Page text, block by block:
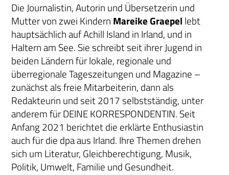
Die Journalistin, Autorin und Übersetzerin und
Mutter von zwei Kindern Mareike Graepel lebt
hauptsächlich auf Achill Island in Irland, und in
Haltern am See. Sie schreibt seit ihrer Jugend in
beiden Ländern für lokale, regionale und
überregionale Tageszeitungen und Magazine –
zunächst als freie Mitarbeiterin, dann als
Redakteurin und seit 2017 selbstständig, unter
anderem für DEINE KORRESPONDENTIN. Seit
Anfang 2021 berichtet die erklärte Enthusiastin
auch für die dpa aus Irland. Ihre Themen drehen
sich um Literatur, Gleichberechtigung, Musik,
Politik, Umwelt, Familie und Gesundheit.